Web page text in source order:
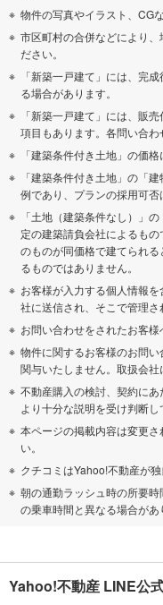
物件の写真やイラスト、CG
市区町村の合併などにより
ださい。
「新築一戸建て」には、完
る場合があります。
「新築一戸建て」には、販
項目もあります。各問い合わ
「建築条件付き土地」の価
「建築条件付き土地」の「
例であり、プランの採用可否
「土地（建築条件なし）」
定の建築請負会社によるも
のものが同価格で建てられ
るものではありません。
お客様が入力する個人情報
社に送信され、そこで管理さ
お問い合わせをされたお客様
物件に関するお客様のお問
関与いたしません。取扱会社
不動産購入の検討、契約に
より十分な説明を受け判断し
本ページの掲載内容は変更
い。
クチコミはYahoo!不動産が
朝の通勤ラッシュ時の所要
の乗車時間と異なる場合があ
Yahoo!不動産 LINE公